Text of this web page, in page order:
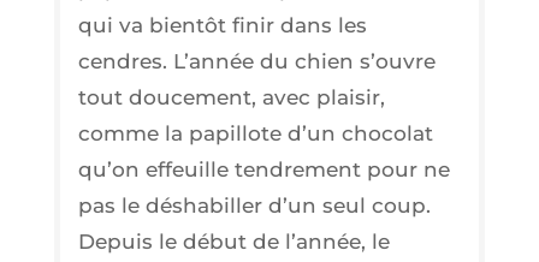
qui va bien­tôt finir dans les
cendres. L’an­née du chien s’ouvre
tout dou­ce­ment, avec plai­sir,
comme la papillote d’un cho­co­lat
qu’on effeuille ten­dre­ment pour ne
pas le désha­biller d’un seul coup.
Depuis le début de l’an­née, le